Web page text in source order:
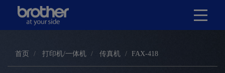
首页 打印机/一体机 传真机 FAX-418